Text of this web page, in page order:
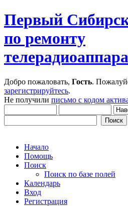
Первый
по ремонту
Добро пожаловать, Гость.
зарегистрируйтесь.
Не получили письмо с кодом
Начало
Помощь
Поиск
Поиск по базе полей
Календарь
Вход
Регистрация